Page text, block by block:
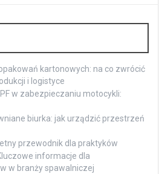
kartonowych: na co zwrócić
i logistyce
w zabezpieczaniu motocykli:
biurka: jak urządzić przestrzeń
przewodnik dla praktyków
informacje dla
w branży spawalniczej